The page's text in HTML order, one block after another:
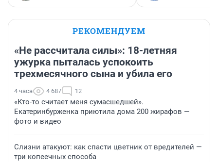
РЕКОМЕНДУЕМ
«Не рассчитала силы»: 18-летняя
ужурка пыталась успокоить
трехмесячного сына и убила его
4 часа 4 687 12
«Кто-то считает меня сумасшедшей».
Екатеринбурженка приютила дома 200 жирафов —
фото и видео
Слизни атакуют: как спасти цветник от вредителей —
три копеечных способа